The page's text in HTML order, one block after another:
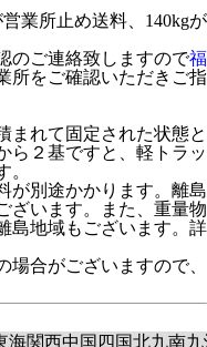
業所止め送料、140kgが
のご連絡致しますので福
所をご確認いただきご指
まれて固定された状態と
ら２基ですと、軽トラッ
。
が別途かかります。離島
ざいます。また、重量物
島地域もございます。詳
合がございますので、
海関西中国 四国北九南九